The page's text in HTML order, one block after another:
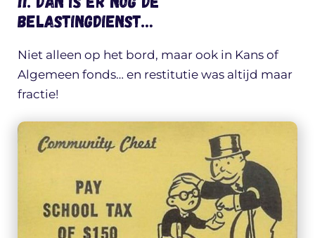
belastingdienst…
Niet alleen op het bord, maar ook in Kans of
Algemeen fonds… en restitutie was altijd maar
fractie!